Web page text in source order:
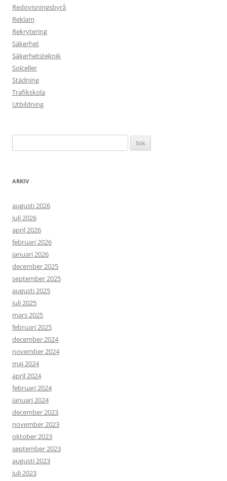
Redovisningsbyrå
Reklam
Rekrytering
Säkerhet
Säkerhetsteknik
Solceller
Städning
Trafikskola
Utbildning
efter:
ARKIV
augusti 2026
juli 2026
april 2026
februari 2026
januari 2026
december 2025
september 2025
augusti 2025
juli 2025
mars 2025
februari 2025
december 2024
november 2024
maj 2024
april 2024
februari 2024
januari 2024
december 2023
november 2023
oktober 2023
september 2023
augusti 2023
juli 2023